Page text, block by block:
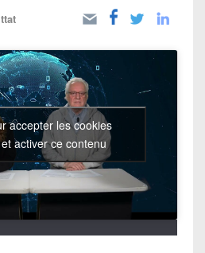
accepter les cookies
activer ce contenu